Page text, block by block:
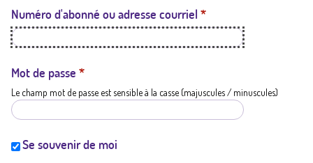
t
a
t
i
Numéro d'abonné ou adresse courriel *
Mot de passe *
Le champ mot de passe est sensible à la casse (majuscules / minuscules)
Se souvenir de moi